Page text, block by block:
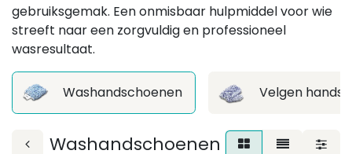
gebruiksgemak. Een onmisbaar hulpmiddel voor wie
streeft naar een zorgvuldig en professioneel
wasresultaat.
Washandschoenen Velgen
Washandschoenen